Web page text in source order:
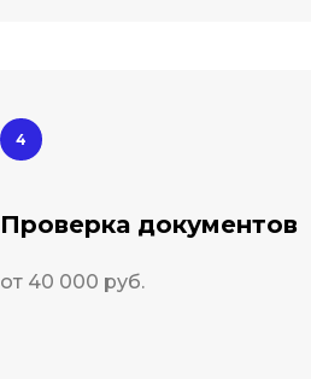
Проверка документов
от 40 000 руб.